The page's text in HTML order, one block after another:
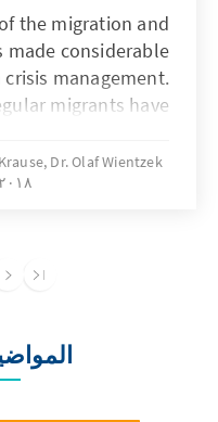
the migration and
made considerable
management.
migrants have
and humanitarian
The EU is no
ofimprovement.
Dr. Olaf Wientzek